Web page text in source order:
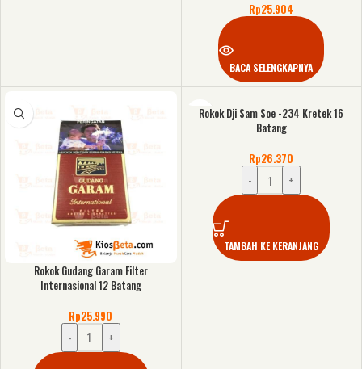
Rp25.904
BACA SELENGKAPNYA
Rokok Gudang Garam Filter
Internasional 12 Batang
Rp25.990
-
+
Rokok Dji Sam Soe -234 Kretek 16
Batang
Rp26.370
-
+
TAMBAH KE KERANJANG